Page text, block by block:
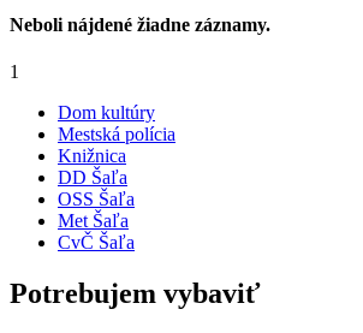
Neboli nájdené žiadne záznamy.
1
Dom kultúry
Mestská polícia
Knižnica
DD Šaľa
OSS Šaľa
Met Šaľa
CvČ Šaľa
Potrebujem vybaviť